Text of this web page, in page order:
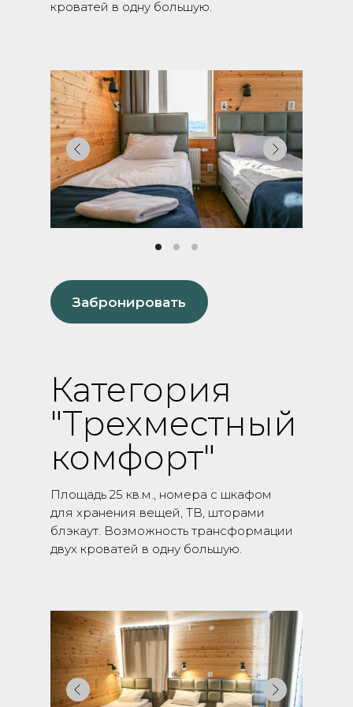
кроватей в одну большую.
Забронировать
Категория
"Трехместный
комфорт"
Площадь 25 кв.м., номера с шкафом
для хранения вещей, ТВ, шторами
блэкаут. Возможность трансформации
двух кроватей в одну большую.